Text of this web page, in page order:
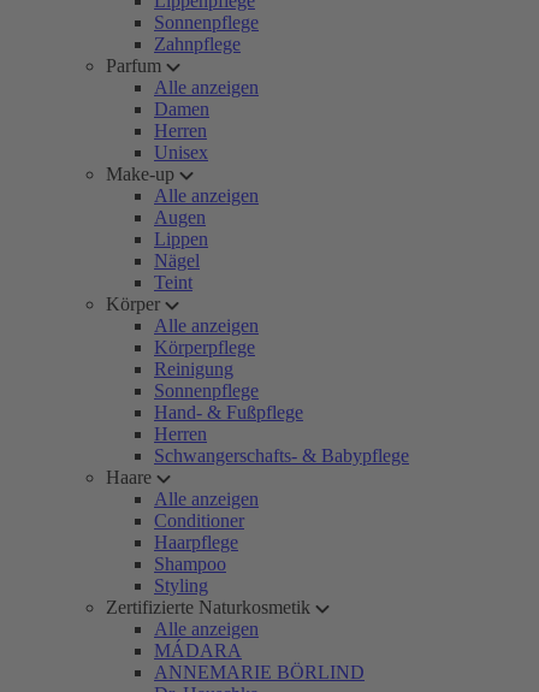
Sonnenpflege
Zahnpflege
Parfum
Alle anzeigen
Damen
Herren
Unisex
Make-up
Alle anzeigen
Augen
Lippen
Nägel
Teint
Körper
Alle anzeigen
Körperpflege
Reinigung
Sonnenpflege
Hand- & Fußpflege
Herren
Schwangerschafts- & Babypflege
Haare
Alle anzeigen
Conditioner
Haarpflege
Shampoo
Styling
Zertifizierte Naturkosmetik
Alle anzeigen
MÁDARA
ANNEMARIE BÖRLIND